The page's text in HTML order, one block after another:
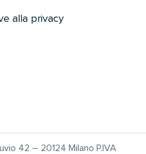
alla privacy
42 – 20124 Milano P.IVA